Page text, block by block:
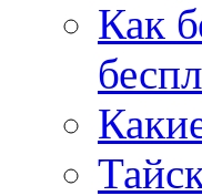
Как